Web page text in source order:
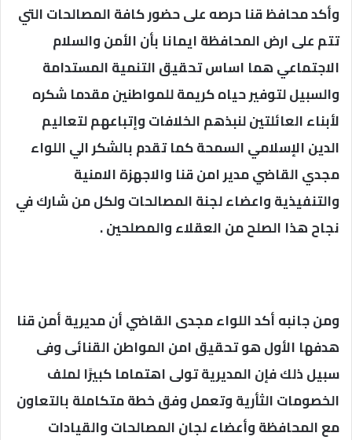
وأكد محافظ قنا حرصه على حضور كافة المصالحات التي
تتم على ارض المحافظة ايمانا بأن الأمن والسلام
الاجتماعي هما اساس تحقيق التنمية المستدامة
والسبيل لتوفير حياه كريمة للمواطنين مقدما شكره
لأبناء العائلتين لنبذهم الخلافات وإتباعهم لتعاليم
الدين الإسلامي السمحة كما تقدم بالشكر الي اللواء
مجدي القاضي مدير امن قنا والاجهزة الامنية
والتنفيذية واعضاء لجنة المصالحات ولكل من شارك في
نجاح هذا الصلح من العقلاء والمصلحين .
‫ومن جانبه أكد اللواء مجدى القاضي أن مديرية أمن قنا
هدفها الأول هو تحقيق امن المواطن القنائى وفى
سبيل ذلك فإن المديرية تولى اهتماما كبيرًا لملف
الخصومات الثأرية وتعمل وفق خطة متكاملة بالتعاون
مع المحافظة وأعضاء لجان المصالحات والقيادات